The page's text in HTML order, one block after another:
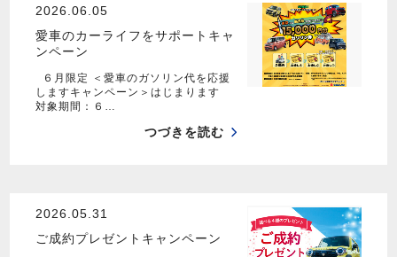
2026.06.05
愛車のカーライフをサポートキャ
ンペーン
６月限定 ＜愛車のガソリン代を応援
しますキャンペーン＞はじまります
対象期間：６…
つづきを読む
2026.05.31
ご成約プレゼントキャンペーン